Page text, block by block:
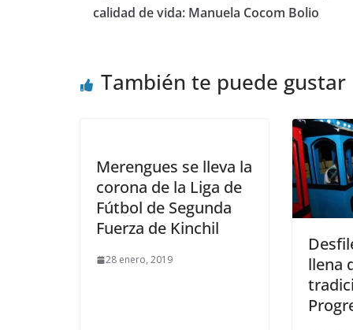
calidad de vida: Manuela Cocom Bolio
También te puede gustar
Merengues se lleva la
corona de la Liga de
Fútbol de Segunda
Fuerza de Kinchil
28 enero, 2019
llena